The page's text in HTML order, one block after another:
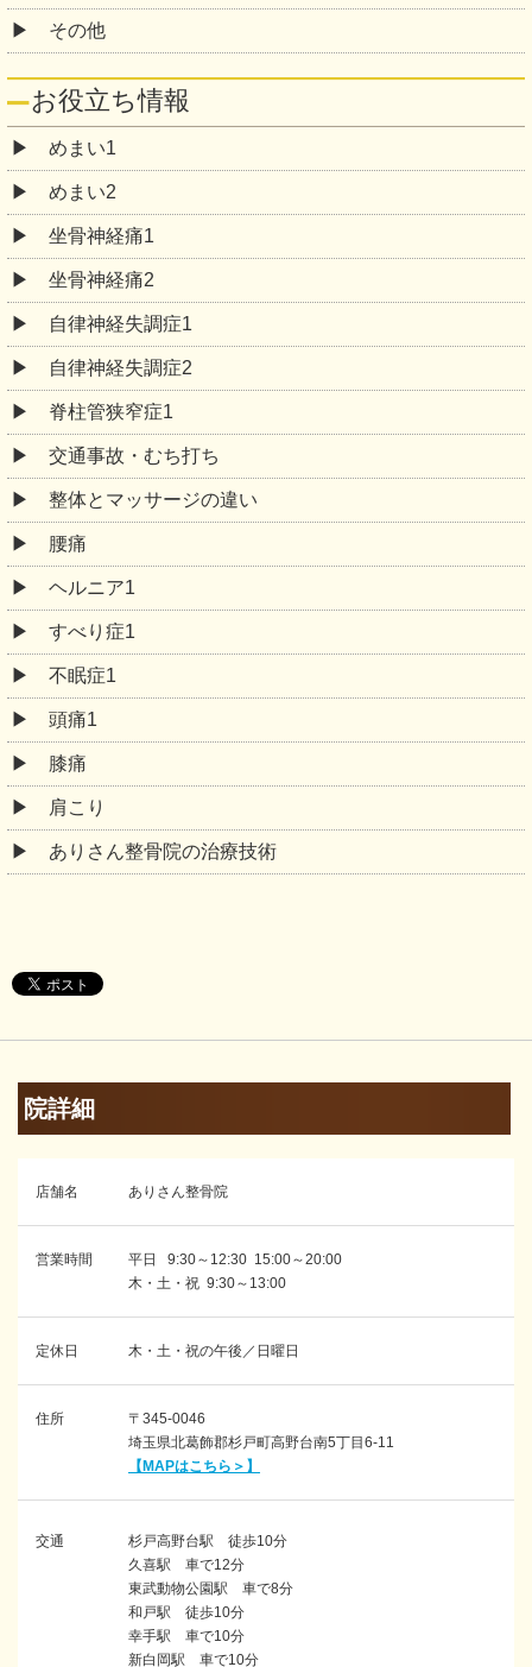
その他
お役立ち情報
めまい1
めまい2
坐骨神経痛1
坐骨神経痛2
自律神経失調症1
自律神経失調症2
脊柱管狭窄症1
交通事故・むち打ち
整体とマッサージの違い
腰痛
ヘルニア1
すべり症1
不眠症1
頭痛1
膝痛
肩こり
ありさん整骨院の治療技術
院詳細
店舗名 ありさん整骨院
営業時間
平日 9:30～12:30 15:00～20:00
木・土・祝 9:30～13:00
定休日 木・土・祝の午後／日曜日
住所
〒345-0046
埼玉県北葛飾郡杉戸町高野台南5丁目6-11
【MAPはこちら＞】
交通
杉戸高野台駅 徒歩10分
久喜駅 車で12分
東武動物公園駅 車で8分
和戸駅 徒歩10分
幸手駅 車で10分
新白岡駅 車で10分